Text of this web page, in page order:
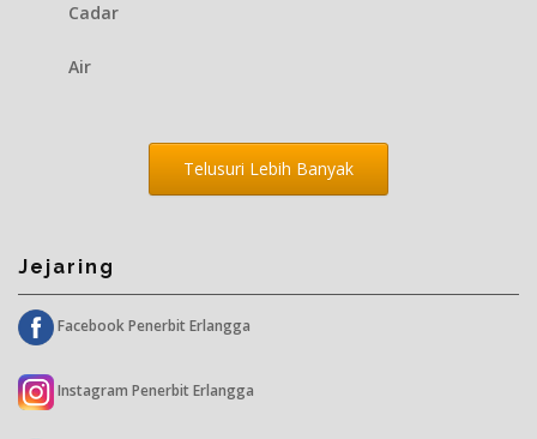
Cadar
Air
Telusuri Lebih Banyak
Jejaring
Facebook Penerbit Erlangga
Instagram Penerbit Erlangga